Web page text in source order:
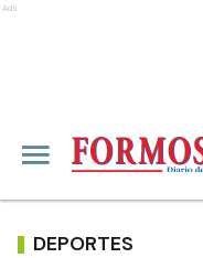
Ads
DEPORTES